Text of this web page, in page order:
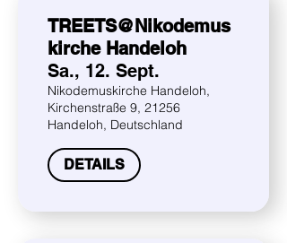
TREETS@Nikodemus
kirche Handeloh
Sa., 12. Sept.
Nikodemuskirche Handeloh,
Kirchenstraße 9, 21256
Handeloh, Deutschland
DETAILS